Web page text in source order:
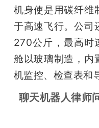
机身使是用碳纤维
于高速飞行。公司
270公斤，最高时
舱以玻璃制造，内
机监控、检查表和
聊天机器人律师